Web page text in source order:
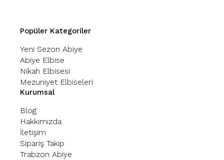
Popüler Kategoriler
Yeni Sezon Abiye
Abiye Elbise
Nikah Elbisesi
Mezuniyet Elbiseleri
Kurumsal
Blog
Hakkımızda
İletişim
Sipariş Takip
Trabzon Abiye